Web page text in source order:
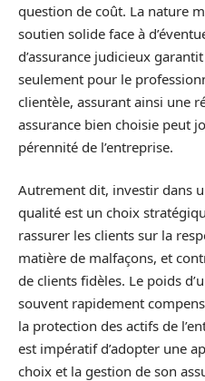
question de coût. La nature
soutien solide face à
d’assurance judicieux
seulement pour le
clientèle, assurant ainsi une
assurance bien choisie peut
pérennité de l’entreprise.
Autrement dit, investir dans
qualité est un choix
rassurer les clients sur la
matière de malfaçons, et
de clients fidèles. Le poids
souvent rapidement
la protection des actifs de
est impératif d’adopter une
choix et la gestion de son